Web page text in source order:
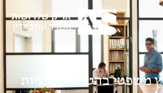
משפטי בהטרדות מיניות